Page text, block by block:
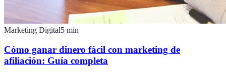
Marketing Digital5 min
Cómo ganar dinero fácil con marketing de
afiliación: Guía completa